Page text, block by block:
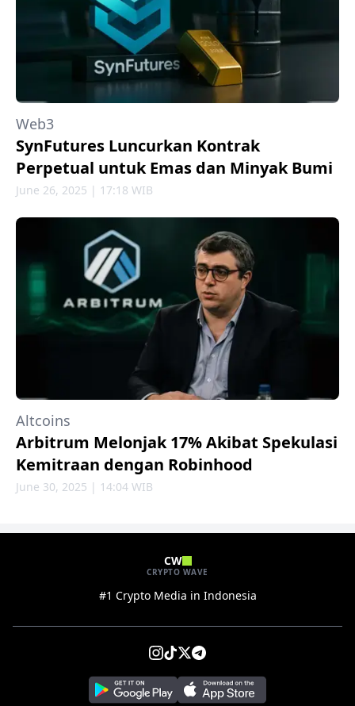
Web3
SynFutures Luncurkan Kontrak
Perpetual untuk Emas dan Minyak Bumi
June 26, 2025 | 17:18 WIB
Altcoins
Arbitrum Melonjak 17% Akibat Spekulasi
Kemitraan dengan Robinhood
June 30, 2025 | 14:04 WIB
CW
CRYPTO WAVE
#1 Crypto Media in Indonesia